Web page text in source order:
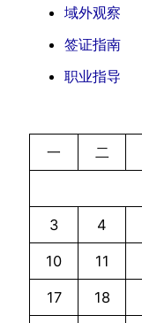
域外观察
签证指南
职业指导
一
二
3 4
10 11
17 18